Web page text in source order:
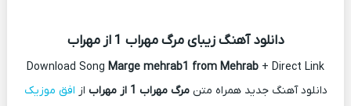
دانلود آهنگ زیبای مرگ مهراب 1 از مهراب
Download Song Marge mehrab1 from Mehrab + Direct Link
دانلود آهنگ جدید همراه متنمرگ مهراب 1 از مهراب از افق موزیک